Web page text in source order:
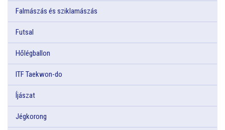
Falmászás és sziklamászás
Futsal
Hőlégballon
ITF Taekwon-do
Íjászat
Jégkorong